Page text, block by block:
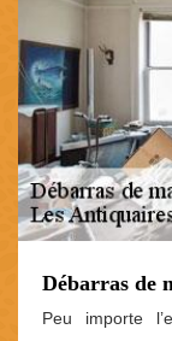
Débarras de
Peu importe